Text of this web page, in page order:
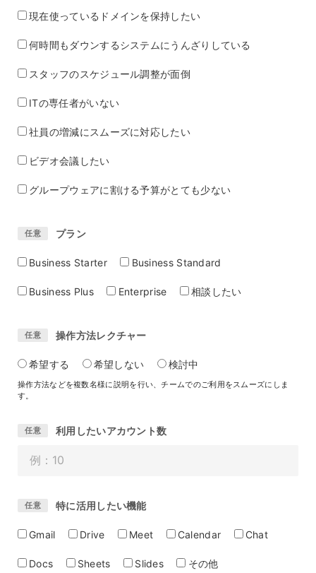
現在使っているドメインを保持したい
何時間もダウンするシステムにうんざりしている
スタッフのスケジュール調整が面倒
ITの専任者がいない
社員の増減にスムーズに対応したい
ビデオ会議したい
グループウェアに割ける予算がとても少ない
任意 プラン
Business Starter Business Standard
Business Plus Enterprise 相談したい
任意 操作方法レクチャー
希望する 希望しない 検討中
操作方法などを複数名様に説明を行い、チームでのご利用をスムーズにしま
す。
任意 利用したいアカウント数
任意 特に活用したい機能
Gmail Drive Meet Calendar Chat
Docs Sheets Slides その他